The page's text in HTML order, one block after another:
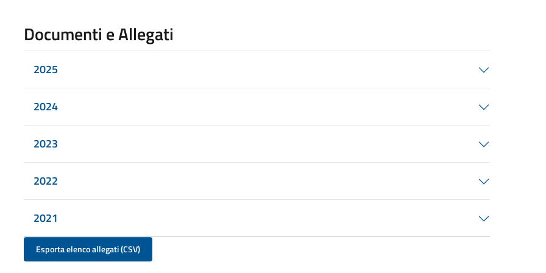
Documenti e Allegati
2025
2024
2023
2022
2021
Esporta elenco allegati (CSV)